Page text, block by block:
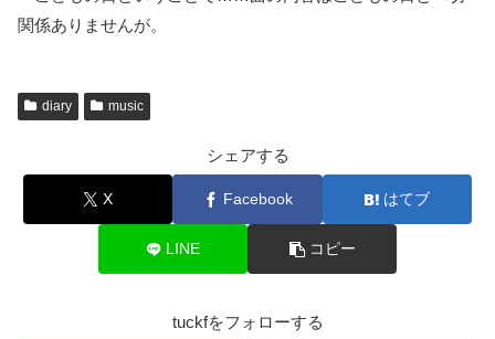
関係ありませんが。
diary music
シェアする
X Facebook はてブ
LINE コピー
tuckfをフォローする